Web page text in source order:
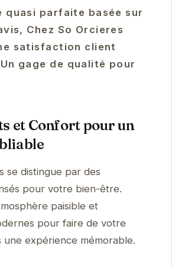
quasi parfaite basée sur
Chez So Orcieres
satisfaction client
gage de qualité pour
et Confort pour un
se distingue par des
pour votre bien-être.
paisible et
pour faire de votre
une expérience mémorable.